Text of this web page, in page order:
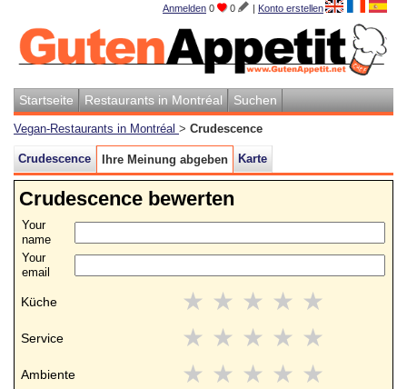
Anmelden 0 0 | Konto erstellen
Startseite Restaurants in Montréal Suchen
Vegan-Restaurants in Montréal > Crudescence
Crudescence Ihre Meinung abgeben Karte
Crudescence bewerten
Your
name
Your
email
Küche ★ ★ ★ ★ ★
Service ★ ★ ★ ★ ★
Ambiente ★ ★ ★ ★ ★